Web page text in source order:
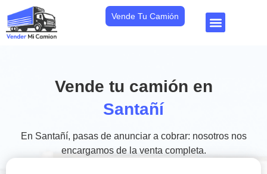
Vende Tu Camión
Vende tu camión en
Santañí
En Santañí, pasas de anunciar a cobrar: nosotros nos
encargamos de la venta completa.